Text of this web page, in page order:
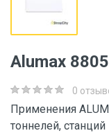
Alumax
0
Применения
тоннелей,